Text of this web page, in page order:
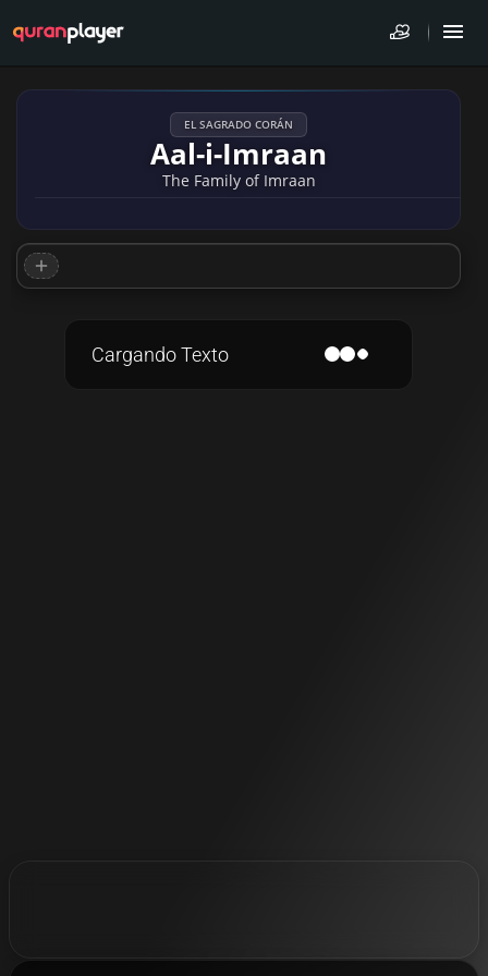
EL SAGRADO CORÁN
Aal-i-Imraan
The Family of Imraan
Cargando Texto